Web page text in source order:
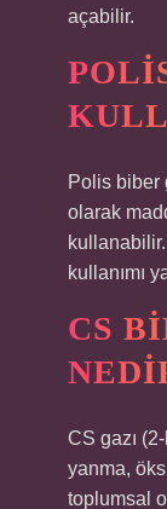
açabilir.
Polis biber
olarak
kullanımı
CS
CS gazı
yanma,
toplumsal